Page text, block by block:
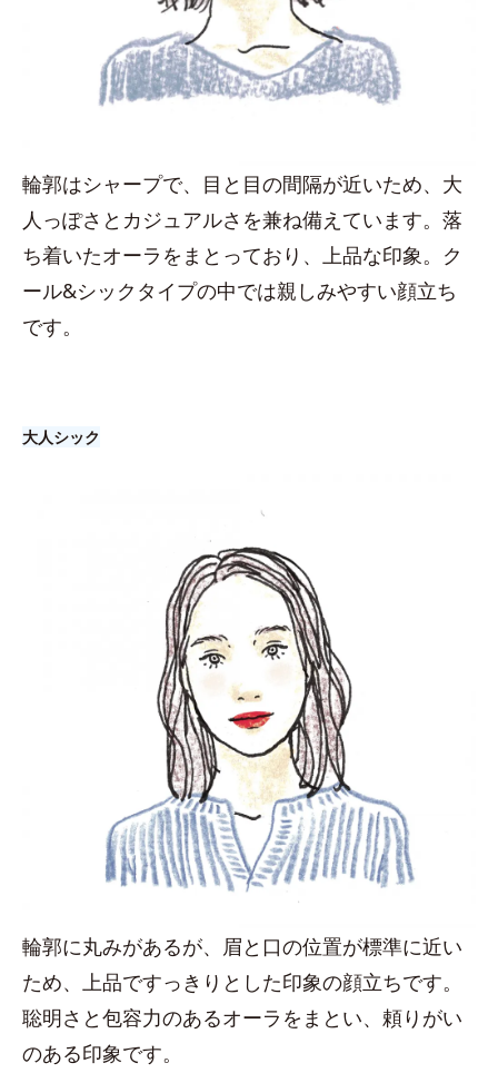
輪郭はシャープで、目と目の間隔が近いため、大
人っぽさとカジュアルさを兼ね備えています。落
ち着いたオーラをまとっており、上品な印象。ク
ール&シックタイプの中では親しみやすい顔立ち
です。
大人シック
輪郭に丸みがあるが、眉と口の位置が標準に近い
ため、上品ですっきりとした印象の顔立ちです。
聡明さと包容力のあるオーラをまとい、頼りがい
のある印象です。